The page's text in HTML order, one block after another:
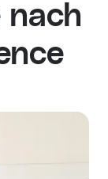
nach